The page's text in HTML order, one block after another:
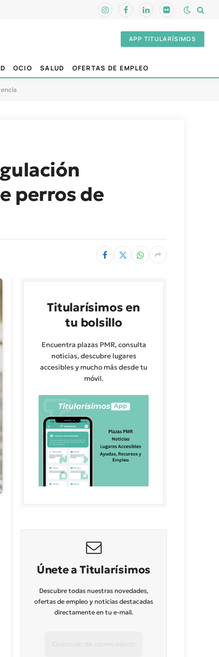
InstagramFacebookLinkedInFlickr
APP TITULARÍSIMOS
OCIO SALUD OFERTAS DE EMPLEO
perros de
Titularísimos en
tu bolsillo
Encuentra plazas PMR, consulta
noticias, descubre lugares
accesibles y mucho más desde tu
móvil.
Únete a Titularísimos
Descubre todas nuestras novedades,
ofertas de empleo y noticias destacadas
directamente en tu e-mail.